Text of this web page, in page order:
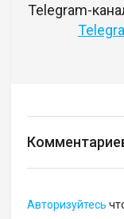
Telegram-
Авторизуйтесь